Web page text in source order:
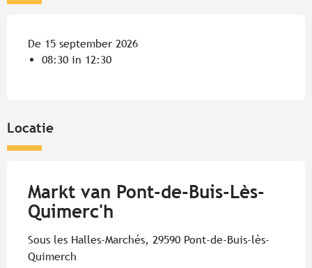
De 15 september 2026
08:30 in 12:30
Locatie
Markt van Pont-de-Buis-Lès-
Quimerc'h
Sous les Halles-Marchés, 29590 Pont-de-Buis-lès-
Quimerch